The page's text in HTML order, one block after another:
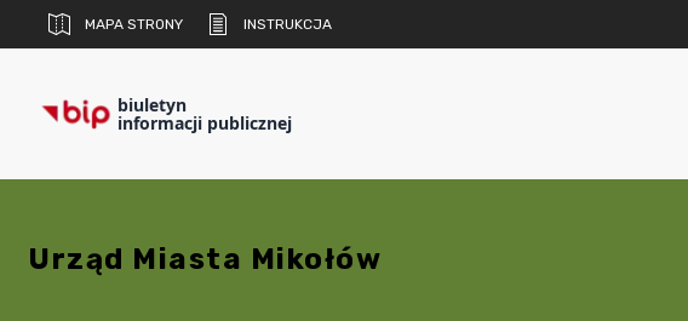
MAPA STRONY INSTRUKCJA
biuletyn
informacji publicznej
Urząd Miasta Mikołów